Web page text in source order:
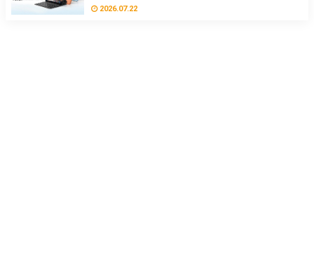
2026.07.22